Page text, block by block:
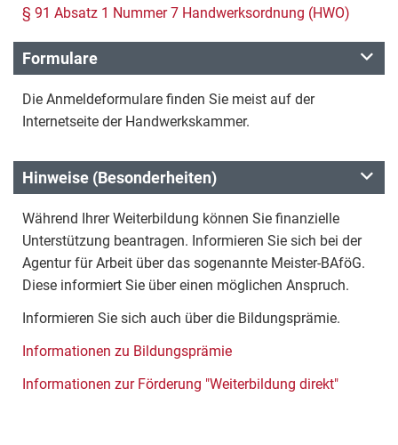
§ 91 Absatz 1 Nummer 7 Handwerksordnung (HWO)
Formulare
Die Anmeldeformulare finden Sie meist auf der
Internetseite der Handwerkskammer.
Hinweise (Besonderheiten)
Während Ihrer Weiterbildung können Sie finanzielle
Unterstützung beantragen. Informieren Sie sich bei der
Agentur für Arbeit über das sogenannte Meister-BAföG.
Diese informiert Sie über einen möglichen Anspruch.
Informieren Sie sich auch über die Bildungsprämie.
Informationen zu Bildungsprämie
Informationen zur Förderung "Weiterbildung direkt"